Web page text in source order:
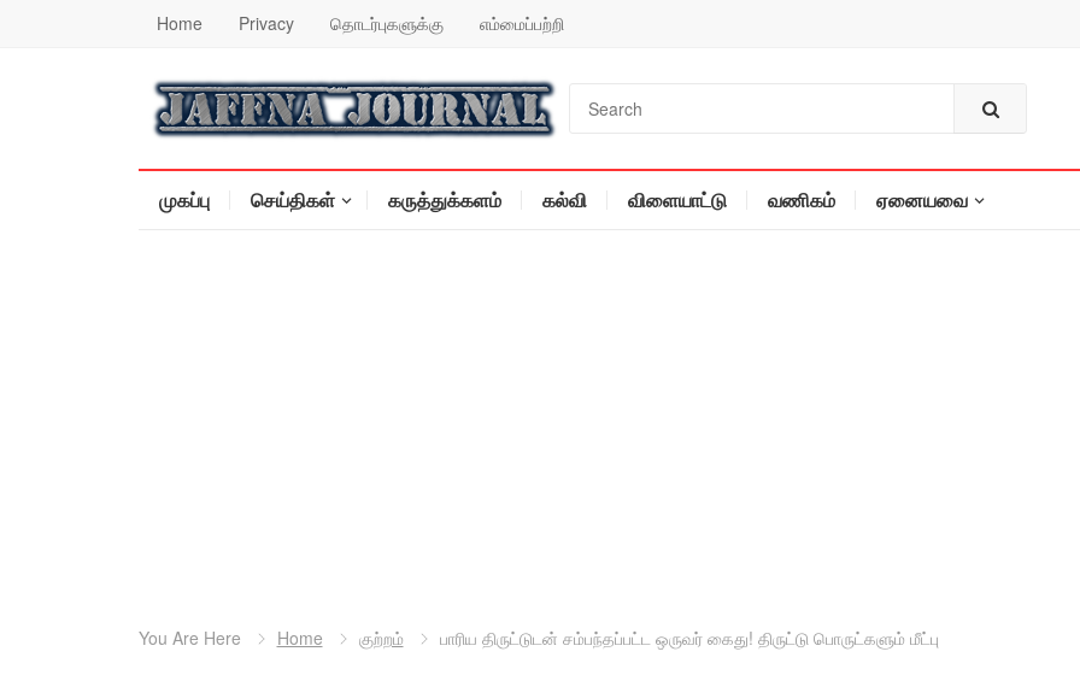
Home Privacy தொடர்புகளுக்கு எம்மைப்பற்றி
முகப்பு செய்திகள் கருத்துக்களம் கல்வி விளையாட்டு வணிகம் ஏனையவை
You Are Here Home குற்றம் பாரிய திருட்டுடன் சம்பந்தப்பட்ட ஒருவர் கைது! திருட்டு பொருட்களும் மீட்பு